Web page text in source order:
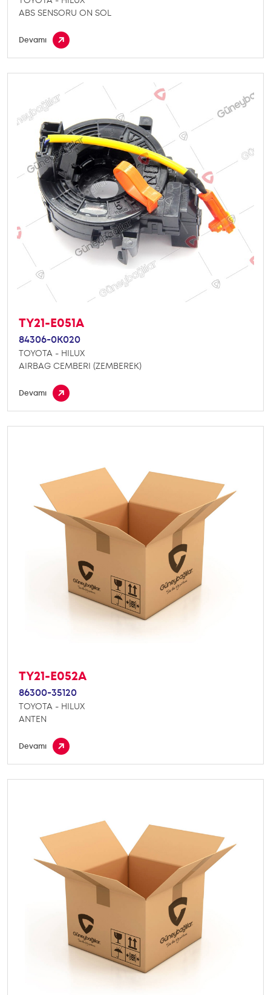
ABS SENSORU ON SOL
Devamı
TY21-E051A
84306-0K020
TOYOTA - HILUX
AIRBAG CEMBERI (ZEMBEREK)
Devamı
TY21-E052A
86300-35120
TOYOTA - HILUX
ANTEN
Devamı